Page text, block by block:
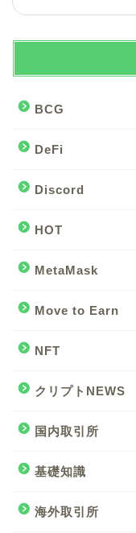
BCG
DeFi
Discord
HOT
MetaMask
Move to Earn
NFT
クリプトNEWS
国内取引所
基礎知識
海外取引所